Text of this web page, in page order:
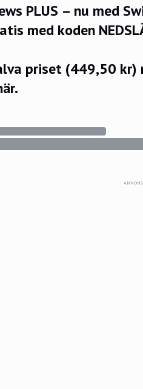
PLUS – nu med
med koden
priset (449,50 kr)
ANNONS